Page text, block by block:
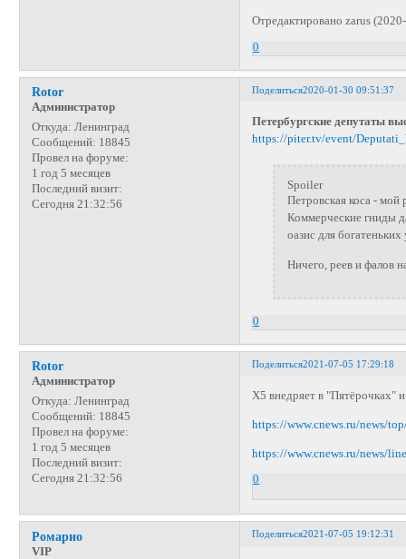
Отредактировано zarus
0
Поделиться2020-01-30 09:51:37
Rotor
Администратор
Откуда: Ленинград
Сообщений: 18845
Провел на форуме:
1 год 5 месяцев
Последний визит:
Сегодня 21:32:56
Петербургские депутаты
https://piter.tv/event/
Spoiler
Петровская коса - мой
Коммерческие гниды
оазис для
Ничего, реев и фалов
0
Поделиться2021-07-05 17:29:18
Rotor
Администратор
Откуда: Ленинград
Сообщений: 18845
Провел на форуме:
1 год 5 месяцев
Последний визит:
Сегодня 21:32:56
Х5 внедряет в "Пятёрочках"
https://www.cnews.ru/news/
https://www.cnews.ru/news/
0
Поделиться2021-07-05 19:12:31
Ромарио
VIP